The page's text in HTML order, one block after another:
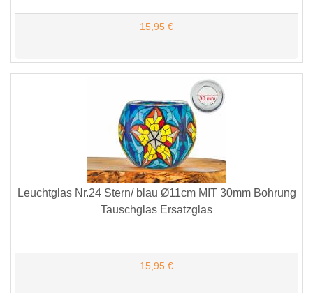
15,95 €
Leuchtglas Nr.24 Stern/ blau Ø11cm MIT 30mm Bohrung
Tauschglas Ersatzglas
15,95 €